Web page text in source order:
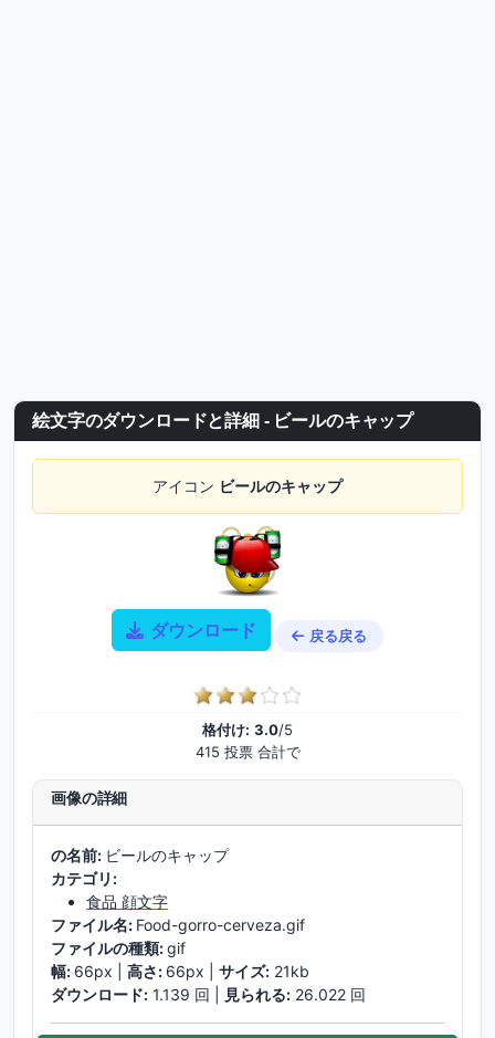
絵文字のダウンロードと詳細 - ビールのキャップ
アイコン ビールのキャップ
ダウンロード 戻る戻る
格付け: 3.0/5
415 投票 合計で
画像の詳細
の名前: ビールのキャップ
カテゴリ:
食品 顔文字
ファイル名: Food-gorro-cerveza.gif
ファイルの種類:gif
幅: 66px | 高さ: 66px | サイズ: 21kb
ダウンロード: 1.139 回 | 見られる: 26.022 回